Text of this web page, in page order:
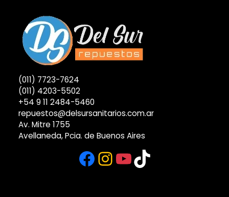
(011) 7723-7624
(011) 4203-5502
+54 9 11 2484-5460
repuestos@delsursanitarios.com.ar
Av. Mitre 1755
Avellaneda, Pcia. de Buenos Aires
Facebook
Instagram
YouTube
TikTok